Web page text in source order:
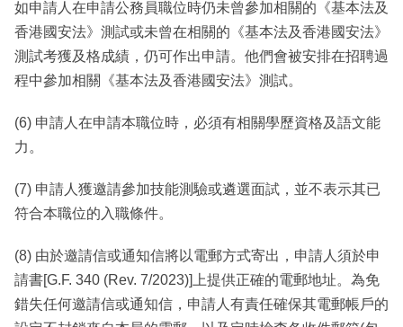
如申請人在申請公務員職位時仍未曾參加相關的《基本法及
香港國安法》測試或未曾在相關的《基本法及香港國安法》
測試考獲及格成績，仍可作出申請。他們會被安排在招聘過
程中參加相關《基本法及香港國安法》測試。
(6) 申請人在申請本職位時，必須有相關學歷資格及語文能
力。
(7) 申請人獲邀請參加技能測驗或遴選面試，並不表示其已
符合本職位的入職條件。
(8) 由於邀請信或通知信將以電郵方式寄出，申請人須於申
請書[G.F. 340 (Rev. 7/2023)]上提供正確的電郵地址。為免
錯失任何邀請信或通知信，申請人有責任確保其電郵帳戶的